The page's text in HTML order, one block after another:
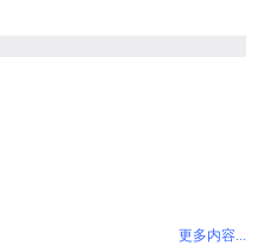
更多内容...